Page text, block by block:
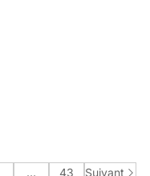
… 43 Suivant